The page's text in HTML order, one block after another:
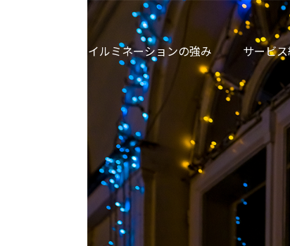
やまとイルミネーションの強み サービ
やまとイルミネーシ
ADVANTAGE
01 最高品質
03 サポート体制
商品紹介
PRODUCTS
01 スタンダード
03 デコレーションライト